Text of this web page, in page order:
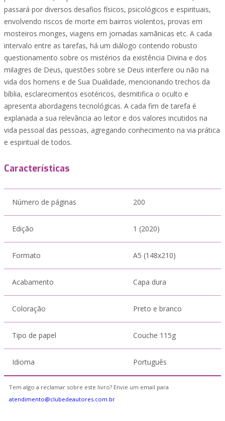
passará por diversos desafios físicos, psicológicos e espirituais,
envolvendo riscos de morte em bairros violentos, provas em
mosteiros monges, viagens em jornadas xamãnicas etc. A cada
intervalo entre as tarefas, há um diálogo contendo robusto
questionamento sobre os mistérios da existência Divina e dos
milagres de Deus, questões sobre se Deus interfere ou não na
vida dos homens e de Sua Dualidade, mencionando trechos da
bíblia, esclarecimentos esotéricos, desmitifica o oculto e
apresenta abordagens tecnológicas. A cada fim de tarefa é
explanada a sua relevância ao leitor e dos valores incutidos na
vida pessoal das pessoas, agregando conhecimento na via prática
e espiritual de todos.
Características
Número de páginas 200
Edição 1 (2020)
Formato A5 (148x210)
Acabamento Capa dura
Coloração Preto e branco
Tipo de papel Couche 115g
Idioma Português
Tem algo a reclamar sobre este livro? Envie um email para
atendimento@clubedeautores.com.br